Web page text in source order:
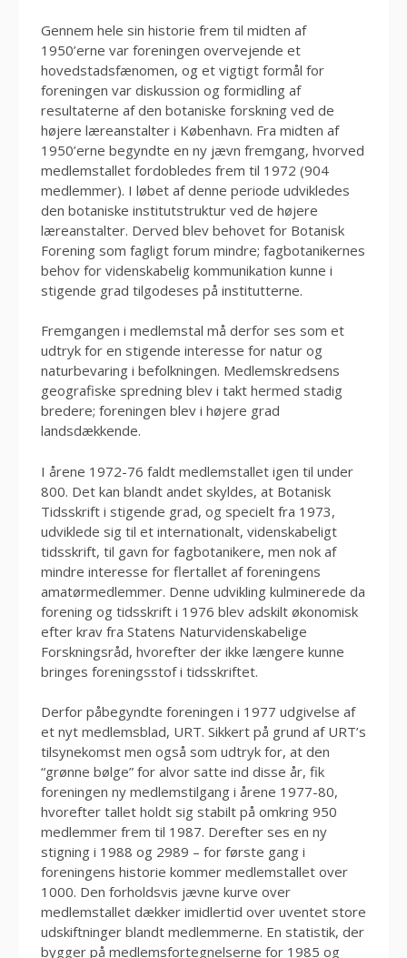
Gennem hele sin historie frem til midten af
1950’erne var foreningen overvejende et
hovedstadsfænomen, og et vigtigt formål for
foreningen var diskussion og formidling af
resultaterne af den botaniske forskning ved de
højere læreanstalter i København. Fra midten af
1950’erne begyndte en ny jævn fremgang, hvorved
medlemstallet fordobledes frem til 1972 (904
medlemmer). I løbet af denne periode udvikledes
den botaniske institutstruktur ved de højere
læreanstalter. Derved blev behovet for Botanisk
Forening som fagligt forum mindre; fagbotanikernes
behov for videnskabelig kommunikation kunne i
stigende grad tilgodeses på institutterne.
Fremgangen i medlemstal må derfor ses som et
udtryk for en stigende interesse for natur og
naturbevaring i befolkningen. Medlemskredsens
geografiske spredning blev i takt hermed stadig
bredere; foreningen blev i højere grad
landsdækkende.
I årene 1972-76 faldt medlemstallet igen til under
800. Det kan blandt andet skyldes, at Botanisk
Tidsskrift i stigende grad, og specielt fra 1973,
udviklede sig til et internationalt, videnskabeligt
tidsskrift, til gavn for fagbotanikere, men nok af
mindre interesse for flertallet af foreningens
amatørmedlemmer. Denne udvikling kulminerede da
forening og tidsskrift i 1976 blev adskilt økonomisk
efter krav fra Statens Naturvidenskabelige
Forskningsråd, hvorefter der ikke længere kunne
bringes foreningsstof i tidsskriftet.
Derfor påbegyndte foreningen i 1977 udgivelse af
et nyt medlemsblad, URT. Sikkert på grund af URT’s
tilsynekomst men også som udtryk for, at den
“grønne bølge” for alvor satte ind disse år, fik
foreningen ny medlemstilgang i årene 1977-80,
hvorefter tallet holdt sig stabilt på omkring 950
medlemmer frem til 1987. Derefter ses en ny
stigning i 1988 og 2989 – for første gang i
foreningens historie kommer medlemstallet over
1000. Den forholdsvis jævne kurve over
medlemstallet dækker imidlertid over uventet store
udskiftninger blandt medlemmerne. En statistik, der
bygger på medlemsfortegnelserne for 1985 og